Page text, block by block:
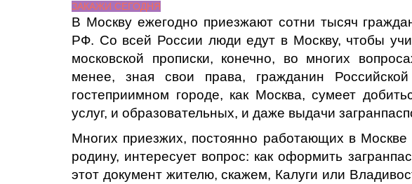
ЗАКАЖИ СЕГОДНЯ
В Москву ежегодно приезжают сотни тысяч
РФ. Со всей России люди едут в Москву, чтобы
московской прописки, конечно, во многих
менее, зная свои права, гражданин
гостеприимном городе, как Москва, сумеет
услуг, и образовательных, и даже выдачи
Многих приезжих, постоянно работающих в
родину, интересует вопрос: как оформить
этот документ жителю, скажем, Калуги или